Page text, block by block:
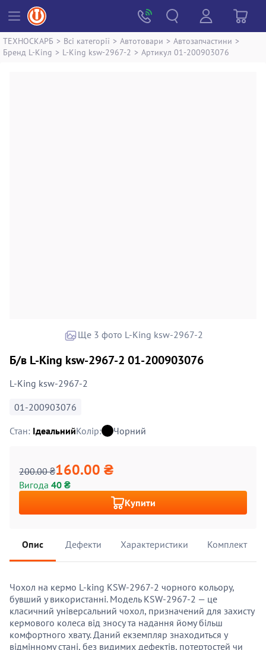
ТЕХНОСКАРБ > Всі категорії > Автотовари > Автозапчастини >
Бренд L-King > L-King ksw-2967-2 > Артикул 01-200903076
Ще 3 фото L-King ksw-2967-2
Б/в L-King ksw-2967-2 01-200903076
L-King ksw-2967-2
01-200903076
Стан: ІдеальнийКолір: Чорний
200.00 ₴160.00 ₴
Вигода 40 ₴
Купити
Опис Дефекти Характеристики Комплект
Чохол на кермо L-king KSW-2967-2 чорного кольору,
бувший у використанні. Модель KSW-2967-2 — це
класичний універсальний чохол, призначений для захисту
кермового колеса від зносу та надання йому більш
комфортного хвату. Даний екземпляр знаходиться у
відмінному стані, без видимих дефектів, потертостей чи